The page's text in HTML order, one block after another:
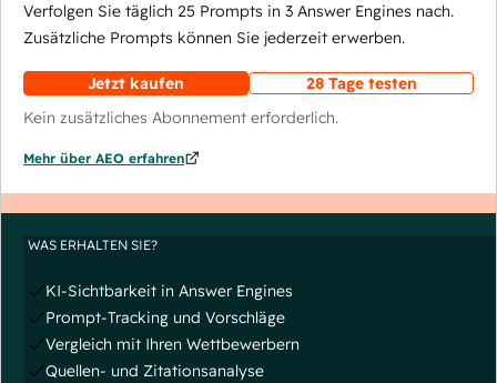
Verfolgen Sie täglich 25 Prompts in 3 Answer Engines nach.
Zusätzliche Prompts können Sie jederzeit erwerben.
Jetzt kaufen
28 Tage testen
Kein zusätzliches Abonnement erforderlich.
Mehr über AEO erfahren
WAS ERHALTEN SIE?
KI-Sichtbarkeit in Answer Engines
Prompt-Tracking und Vorschläge
Vergleich mit Ihren Wettbewerbern
Quellen- und Zitationsanalyse